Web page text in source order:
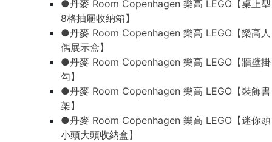
●丹麥 Room Copenhagen 樂高 LEGO【桌上型
8格抽屜收納箱】
●丹麥 Room Copenhagen 樂高 LEGO【樂高人
偶展示盒】
●丹麥 Room Copenhagen 樂高 LEGO【牆壁掛
勾】
●丹麥 Room Copenhagen 樂高 LEGO【裝飾書
架】
●丹麥 Room Copenhagen 樂高 LEGO【迷你頭
小頭大頭收納盒】